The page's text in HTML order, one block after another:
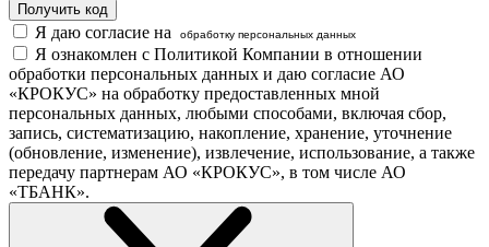
Получить код
Я даю согласие на обработку персональных данных
Я ознакомлен с Политикой Компании в отношении
обработки персональных данных и даю согласие АО
«КРОКУС» на обработку предоставленных мной
персональных данных, любыми способами, включая сбор,
запись, систематизацию, накопление, хранение, уточнение
(обновление, изменение), извлечение, использование, а также
передачу партнерам АО «КРОКУС», в том числе АО
«ТБАНК».